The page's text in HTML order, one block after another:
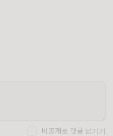
비공개로 댓글 남기기